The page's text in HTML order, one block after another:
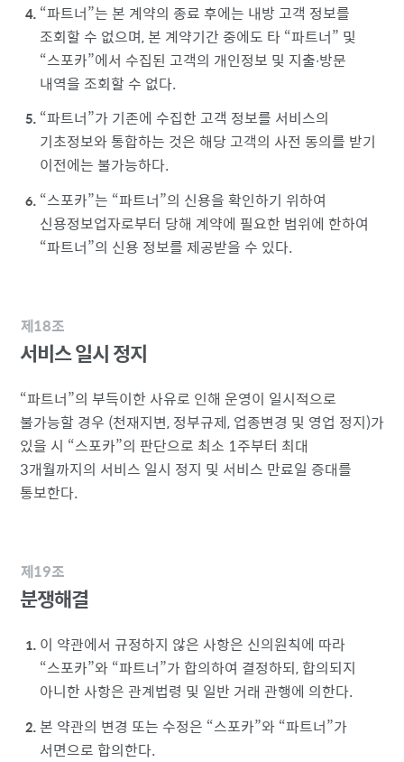
파트너 는 본 계약의 종료 후에는 내방 고객 정보를
조회할 수 없으며, 본 계약기간 중에도 타 파트너 및
스포카 에서 수집된 고객의 개인정보 및 지출∙방문
내역을 조회할 수 없다.
파트너 가 기존에 수집한 고객 정보를 서비스의
기초정보와 통합하는 것은 해당 고객의 사전 동의를 받기
이전에는 불가능하다.
스포카 는 파트너 의 신용을 확인하기 위하여
신용정보업자로부터 당해 계약에 필요한 범위에 한하여
파트너 의 신용 정보를 제공받을 수 있다.
제18조
서비스 일시 정지
파트너 의 부득이한 사유로 인해 운영이 일시적으로
불가능할 경우 (천재지변, 정부규제, 업종변경 및 영업 정지)가
있을 시 스포카 의 판단으로 최소 1주부터 최대
3개월까지의 서비스 일시 정지 및 서비스 만료일 증대를
통보한다.
제19조
분쟁해결
이 약관에서 규정하지 않은 사항은 신의원칙에 따라
스포카 와 파트너 가 합의하여 결정하되, 합의되지
아니한 사항은 관계법령 및 일반 거래 관행에 의한다.
본 약관의 변경 또는 수정은 스포카 와 파트너 가
서면으로 합의한다.